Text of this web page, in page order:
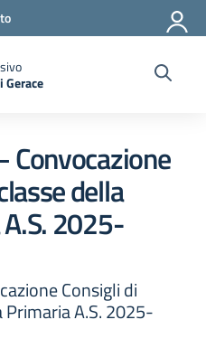
Convocazione
della
2025-
Consigli di
A.S. 2025-